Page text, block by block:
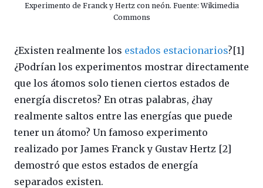
Experimento de Franck y Hertz con neón. Fuente: Wikimedia
Commons
¿Existen realmente los estados estacionarios?[1]
¿Podrían los experimentos mostrar directamente
que los átomos solo tienen ciertos estados de
energía discretos? En otras palabras, ¿hay
realmente saltos entre las energías que puede
tener un átomo? Un famoso experimento
realizado por James Franck y Gustav Hertz [2]
demostró que estos estados de energía
separados existen.